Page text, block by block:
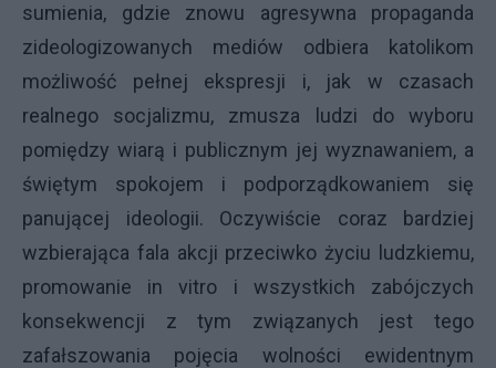
sumienia, gdzie znowu agresywna propaganda
zideologizowanych mediów odbiera katolikom
możliwość pełnej ekspresji i, jak w czasach
realnego socjalizmu, zmusza ludzi do wyboru
pomiędzy wiarą i publicznym jej wyznawaniem, a
świętym spokojem i podporządkowaniem się
panującej ideologii. Oczywiście coraz bardziej
wzbierająca fala akcji przeciwko życiu ludzkiemu,
promowanie in vitro i wszystkich zabójczych
konsekwencji z tym związanych jest tego
zafałszowania pojęcia wolności ewidentnym